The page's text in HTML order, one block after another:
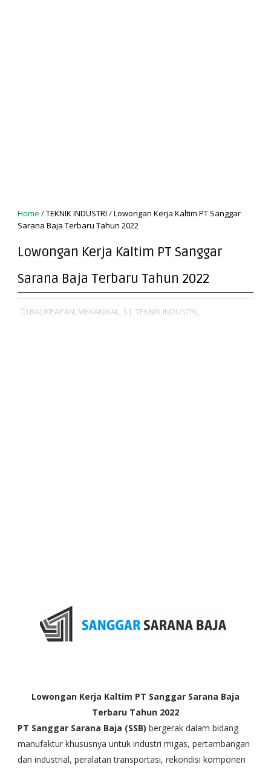
Home /TEKNIK INDUSTRI /Lowongan Kerja Kaltim PT Sanggar
Sarana Baja Terbaru Tahun 2022
Lowongan Kerja Kaltim PT Sanggar
Sarana Baja Terbaru Tahun 2022
BALIKPAPAN, MEKANIKAL, S1, TEKNIK INDUSTRI,
Lowongan Kerja Kaltim PT Sanggar Sarana Baja
Terbaru Tahun 2022
PT Sanggar Sarana Baja (SSB) bergerak dalam bidang
manufaktur khususnya untuk industri migas, pertambangan
dan industrial, peralatan transportasi, rekondisi komponen